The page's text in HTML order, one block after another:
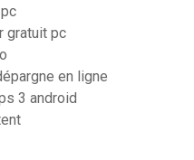
gratuit pc
en ligne
3 android